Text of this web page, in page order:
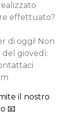
effettuato?
di oggi! Non
giovedì:
il nostro
📧